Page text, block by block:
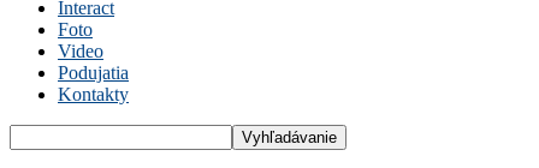
Interact
Foto
Video
Podujatia
Kontakty